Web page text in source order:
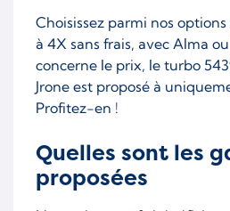
Choisissez parmi nos
à 4X sans frais, avec Alma
concerne le prix, le turbo
Jrone est proposé à
Profitez-en !
Quelles sont les
proposées